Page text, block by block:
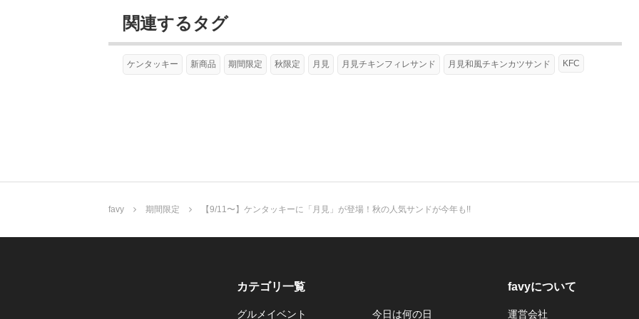
関連するタグ
ケンタッキー 新商品 期間限定 秋限定 月見 月見チキンフィレサンド 月見和風チキンカツサンド KFC
favy 期間限定 【9/11〜】ケンタッキーに「月見」が登場！秋の人気サンドが今年も!!
カテゴリ一覧
グルメイベント 今日は何の日
favyについて
運営会社